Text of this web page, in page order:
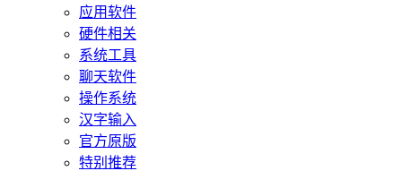
应用软件
硬件相关
系统工具
聊天软件
操作系统
汉字输入
官方原版
特别推荐